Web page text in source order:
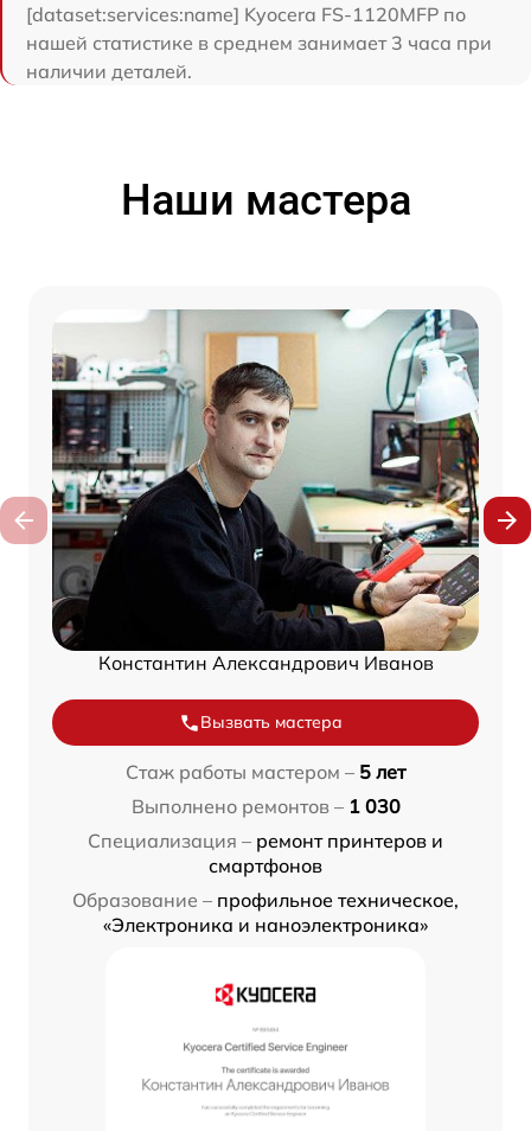
[dataset:services:name] Kyocera FS-1120MFP по
нашей статистике в среднем занимает 3 часа при
наличии деталей.
Наши мастера
Константин Александрович Иванов
Вызвать мастера
Стаж работы мастером – 5 лет
Выполнено ремонтов – 1 030
Специализация – ремонт принтеров и
смартфонов
Образование – профильное техническое,
«Электроника и наноэлектроника»